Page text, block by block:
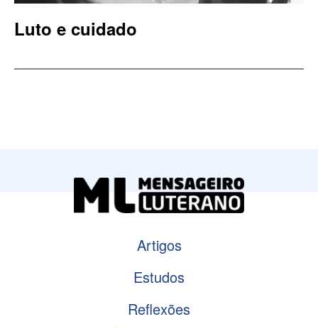
Luto e cuidado
Artigos
Estudos
Reflexões